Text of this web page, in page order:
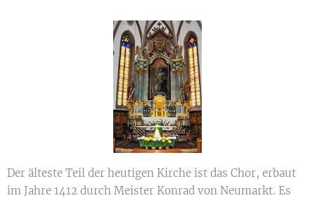
Der älteste Teil der heutigen Kirche ist das Chor, erbaut
im Jahre 1412 durch Meister Konrad von Neumarkt. Es